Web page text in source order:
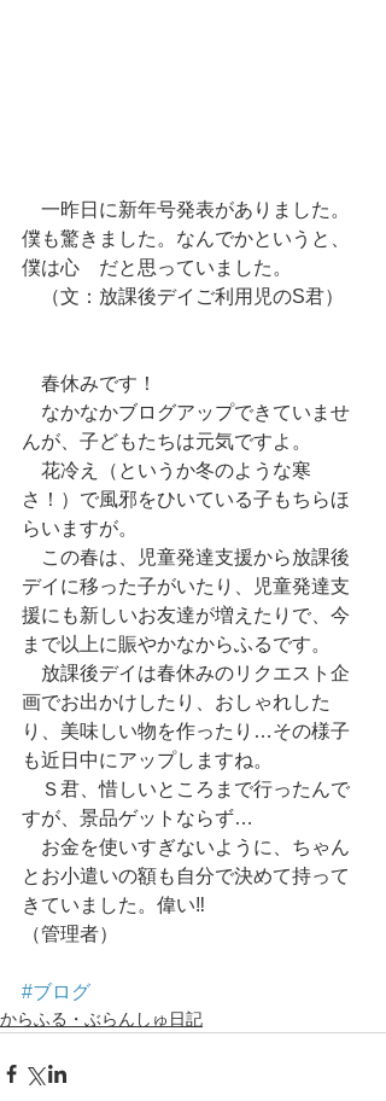
一昨日に新年号発表がありました。
僕も驚きました。なんでかというと、
僕は心　だと思っていました。
（文：放課後デイご利用児のS君）
春休みです！
なかなかブログアップできていませ
んが、子どもたちは元気ですよ。
花冷え（というか冬のような寒
さ！）で風邪をひいている子もちらほ
らいますが。
この春は、児童発達支援から放課後
デイに移った子がいたり、児童発達支
援にも新しいお友達が増えたりで、今
まで以上に賑やかなからふるです。
放課後デイは春休みのリクエスト企
画でお出かけしたり、おしゃれした
り、美味しい物を作ったり…その様子
も近日中にアップしますね。
Ｓ君、惜しいところまで行ったんで
すが、景品ゲットならず…
お金を使いすぎないように、ちゃん
とお小遣いの額も自分で決めて持って
きていました。偉い‼
（管理者）
#ブログ
からふる・ぶらんしゅ日記